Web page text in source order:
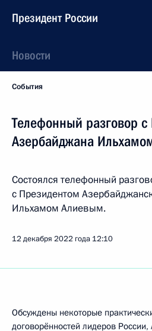
Президент России
Новости
События
Телефонный разговор с
Азербайджана
Состоялся телефонный
с Президентом
Ильхамом Алиевым.
12 декабря 2022 года 12:10
Обсуждены некоторые
договорённостей лидеров